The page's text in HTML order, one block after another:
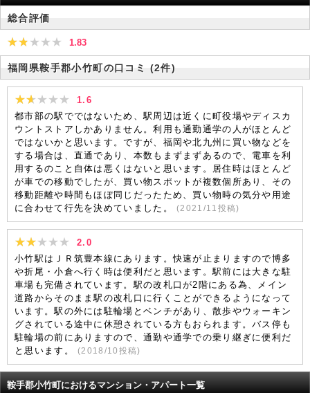
総合評価
1.83
福岡県鞍手郡小竹町の口コミ (2件)
1.6
都市部の駅でではないため、駅周辺は近くに町役場やディスカ
ウントストアしかありません。利用も通勤通学の人がほとんど
ではないかと思います。ですが、福岡や北九州に買い物などを
する場合は、直通であり、本数もまずまずあるので、電車を利
用するのこと自体は悪くはないと思います。居住時はほとんど
が車での移動でしたが、買い物スポットが複数個所あり、その
移動距離や時間もほぼ同じだったため、買い物時の気分や用途
に合わせて行先を決めていました。
(2021/11 投稿)
2.0
小竹駅はＪＲ筑豊本線にあります。快速が止まりますので博多
や折尾・小倉へ行く時は便利だと思います。駅前には大きな駐
車場も完備されています。駅の改札口が2階にある為、メイン
道路からそのまま駅の改札口に行くことができるようになって
います。駅の外には駐輪場とベンチがあり、散歩やウォーキン
グされている途中に休憩されている方もおられます。バス停も
駐輪場の前にありますので、通勤や通学での乗り継ぎに便利だ
と思います。
(2018/10 投稿)
鞍手郡小竹町におけるマンション・アパート一覧